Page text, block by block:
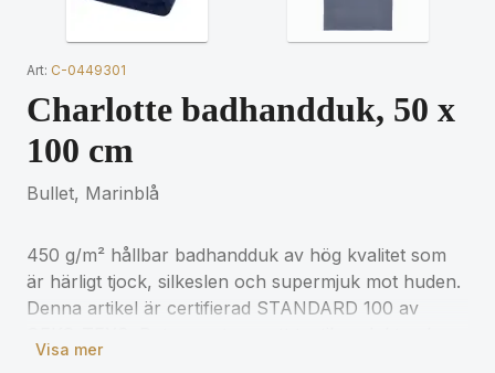
Art: C-0449301
Charlotte badhandduk, 50 x
100 cm
Bullet, Marinblå
450 g/m² hållbar badhandduk av hög kvalitet som
är härligt tjock, silkeslen och supermjuk mot huden.
Denna artikel är certifierad STANDARD 100 av
tillverkats med hållbara processer under miljövänliga
Visa mer